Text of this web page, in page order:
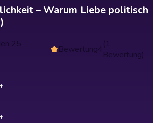
– Warum Liebe politisch
25
Bewertung4(1
Bewertung)